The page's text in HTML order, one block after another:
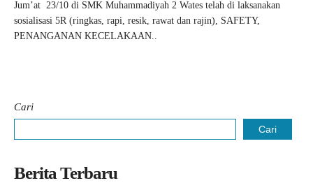
Jum’at 23/10 di SMK Muhammadiyah 2 Wates telah di laksanakan
sosialisasi 5R (ringkas, rapi, resik, rawat dan rajin), SAFETY,
PENANGANAN KECELAKAAN..
Cari
Cari
Berita Terbaru